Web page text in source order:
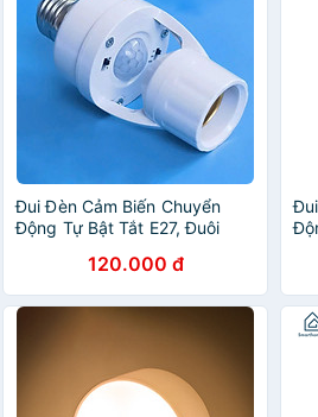
Đui Đèn Cảm Biến Chuyển
Động Tự Bật Tắt E27, Đuôi
Tiết Kiệm Điện - HÀNG CHÍNH
HÃNG
120.000 đ